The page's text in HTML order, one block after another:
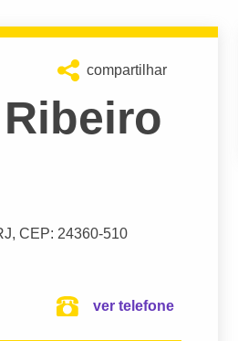
compartilhar
CEP: 24360-510
ver telefone